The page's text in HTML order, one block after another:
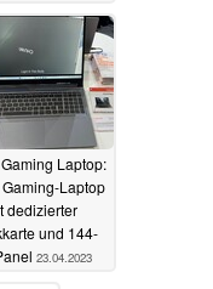
Laptop:
Laptop
dedizierter
und 144-
23.04.2023